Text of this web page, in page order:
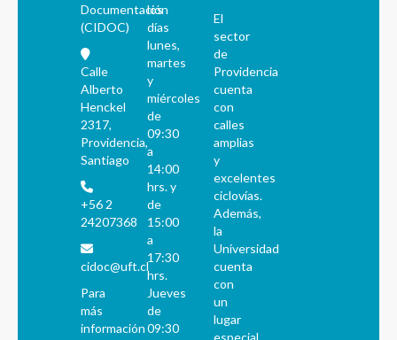
Documentación
(CIDOC)
Calle
Alberto
Henckel
2317,
Providencia,
Santiago
+56 2
24207368
cidoc@uft.cl
Para
más
información
los
días
lunes,
martes
y
miércoles
de
09:30
a
14:00
hrs. y
de
15:00
a
17:30
hrs.
Jueves
de
09:30
El
sector
de
Providencia
cuenta
con
calles
amplias
y
excelentes
ciclovías.
Además,
la
Universidad
cuenta
con
un
lugar
especial